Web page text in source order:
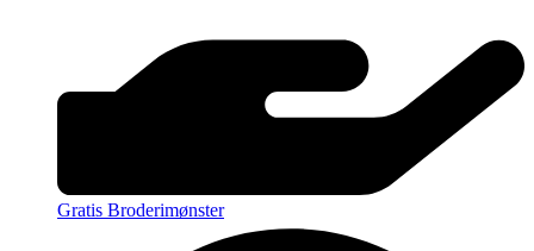
Gratis Broderimønster